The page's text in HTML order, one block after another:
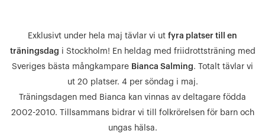
Exklusivt under hela maj tävlar vi ut fyra platser till en
träningsdag i Stockholm! En heldag med friidrottsträning med
Sveriges bästa mångkampare Bianca Salming. Totalt tävlar vi
ut 20 platser. 4 per söndag i maj.
Träningsdagen med Bianca kan vinnas av deltagare födda
2002-2010. Tillsammans bidrar vi till folkrörelsen för barn och
ungas hälsa.